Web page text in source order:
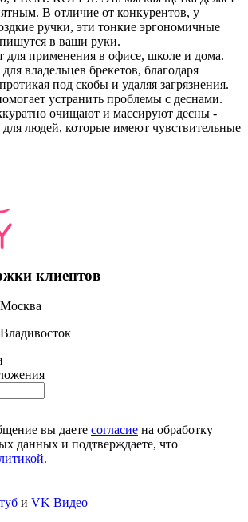
В отличие от конкурентов, у
ручки, эти тонкие эргономичные
в ваши руки.
для применения в офисе, школе и дома.
владельцев брекетов, благодаря
под скобы и удаляя загрязнения.
устранить проблемы с деснами.
очищают и массируют десны -
для людей, которые имеют чувствительные
клиентов
Москва
Владивосток
вы даете согласие на обработку
данных и подтверждаете, что
и VK Видео